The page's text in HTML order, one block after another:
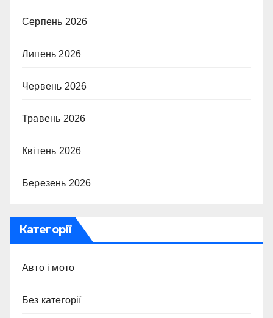
Серпень 2026
Липень 2026
Червень 2026
Травень 2026
Квітень 2026
Березень 2026
Категорії
Авто і мото
Без категорії